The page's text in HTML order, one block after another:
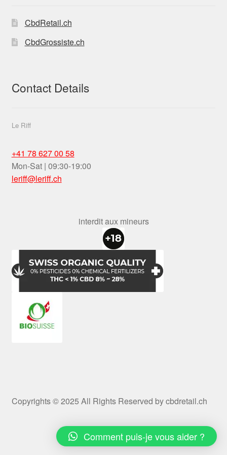
CbdRetail.ch
CbdGrossiste.ch
Contact Details
Le Riff
+41 78 627 00 58
Mon-Sat | 09:30-19:00
leriff@leriff.ch
interdit aux mineurs
Copyrights © 2025 All Rights Reserved by cbdretail.ch
Comment puis-je vous aider ?